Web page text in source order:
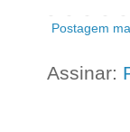
Postagem
Assinar: